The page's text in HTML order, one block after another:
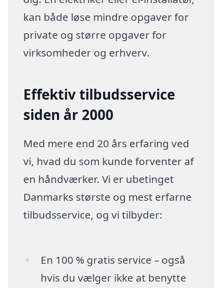
kan både løse mindre opgaver for
private og større opgaver for
virksomheder og erhverv.
Effektiv tilbudsservice
siden år 2000
Med mere end 20 års erfaring ved
vi, hvad du som kunde forventer af
en håndværker. Vi er ubetinget
Danmarks største og mest erfarne
tilbudsservice, og vi tilbyder:
En 100 % gratis service – også
hvis du vælger ikke at benytte